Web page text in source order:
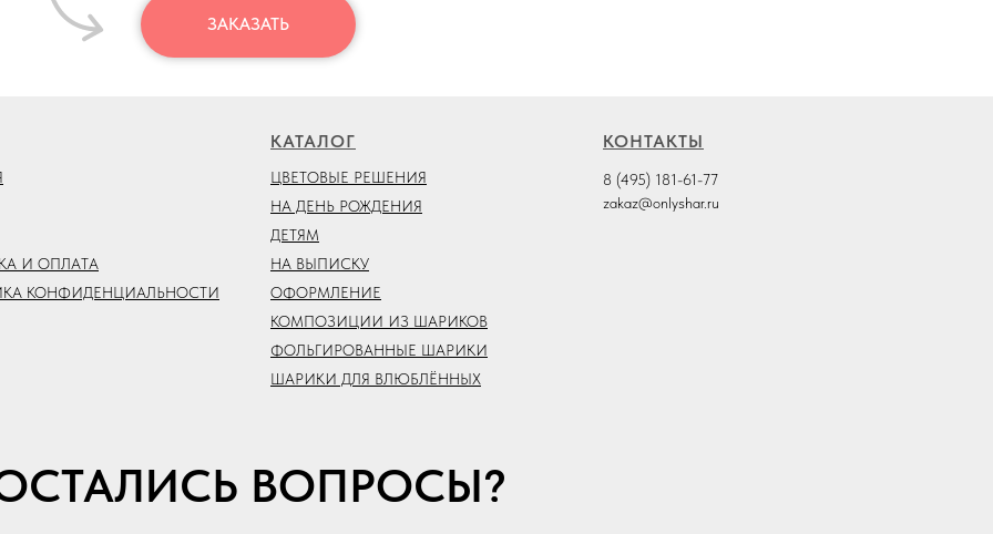
ЗАКАЗАТЬ
И ОПЛАТА
КОНФИДЕНЦИАЛЬНОСТИ
КАТАЛОГ
ЦВЕТОВЫЕ РЕШЕНИЯ
НА ДЕНЬ РОЖДЕНИЯ
ДЕТЯМ
НА ВЫПИСКУ
ОФОРМЛЕНИЕ
КОМПОЗИЦИИ ИЗ ШАРИКОВ
ФОЛЬГИРОВАННЫЕ ШАРИКИ
ШАРИКИ ДЛЯ ВЛЮБЛЁННЫХ
КОНТАКТЫ
8 (495) 181-61-77
zakaz@onlyshar.ru
ВОПРОСЫ?